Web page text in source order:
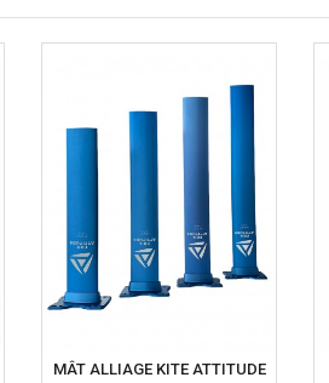
MÂT ALLIAGE KITE ATTITUDE